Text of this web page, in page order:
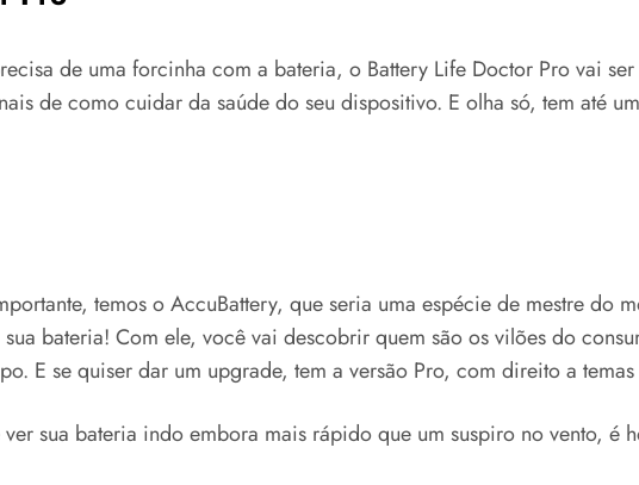
de uma forcinha com a bateria, o Battery Life Doctor Pro vai
de como cuidar da saúde do seu dispositivo. E olha só, tem até
temos o AccuBattery, que seria uma espécie de mestre do
bateria! Com ele, você vai descobrir quem são os vilões do
E se quiser dar um upgrade, tem a versão Pro, com direito a
sua bateria indo embora mais rápido que um suspiro no vento, é